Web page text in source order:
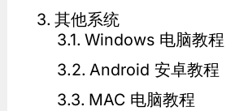
其他系统
Windows 电脑教程
Android 安卓教程
MAC 电脑教程